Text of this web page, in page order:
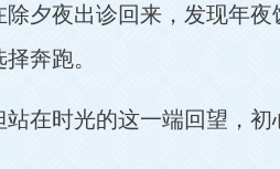
夕夜出诊回来，发现年夜
奔跑。
在时光的这一端回望，初